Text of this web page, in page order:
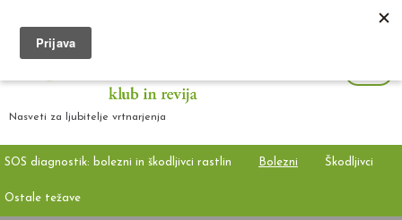
Nasveti za ljubitelje vrtnarjenja
SOS diagnostik: bolezni in škodljivci rastlin Bolezni Škodljivci
Ostale težave